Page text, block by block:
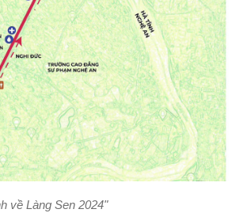
về Làng Sen 2024"